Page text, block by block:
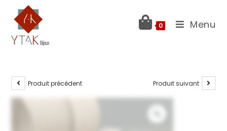
0 Menu
Produit précédent Produit suivant